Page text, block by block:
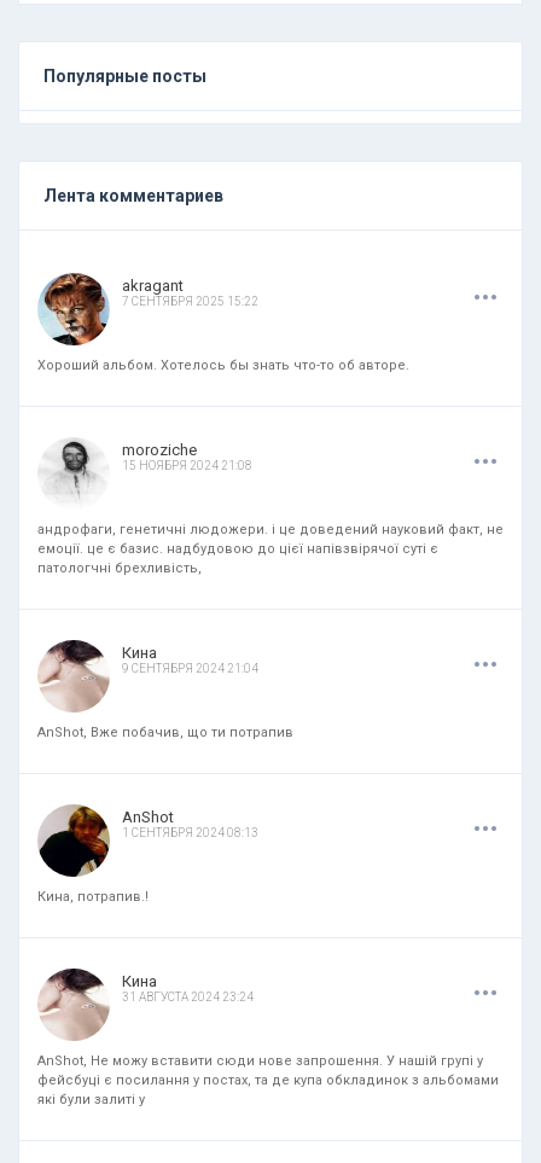
Популярные посты
Лента комментариев
akragant
7 СЕНТЯБРЯ 2025 15:22 ...
Хороший альбом. Хотелось бы знать что-то об авторе.
moroziche
15 НОЯБРЯ 2024 21:08 ...
андрофаги, генетичні людожери. і це доведений науковий факт, не
емоції. це є базис. надбудовою до цієї напівзвірячої суті є
патологчні брехливість,
Кина
9 СЕНТЯБРЯ 2024 21:04 ...
AnShot, Вже побачив, що ти потрапив
AnShot
1 СЕНТЯБРЯ 2024 08:13 ...
Кина, потрапив.!
Кина
31 АВГУСТА 2024 23:24 ...
AnShot, Не можу вставити сюди нове запрошення. У нашій групі у
фейсбуці є посилання у постах, та де купа обкладинок з альбомами
які були залиті у